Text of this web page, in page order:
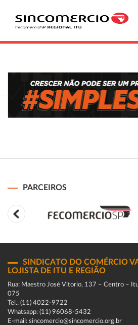
PARCEIROS
SINDICATO DO COMÉRCIO
LOJISTA DE ITU E REGIÃO
Rua: Maestro José Vitorio, 137 – Centro –
075
Tel.: (11) 4022-9722
Whatsapp: (11) 96068-5432
E-mail: sincomercio@sincomercio.org.br